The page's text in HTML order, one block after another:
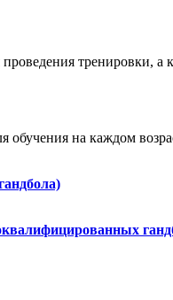
тренировки, а
на каждом